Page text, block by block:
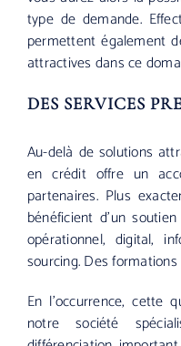
type de demande.
permettent également
attractives dans ce
DES SERVICES
Au-delà de solutions
en crédit offre un
partenaires. Plus
bénéficient d’un
opérationnel, digital,
sourcing. Des
En l’occurrence, cette
notre société